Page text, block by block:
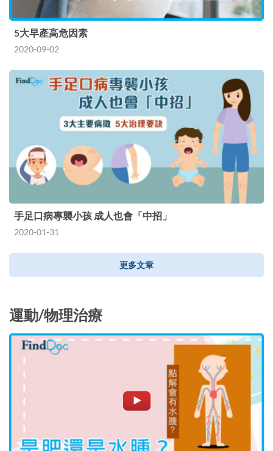
5大早產高危因素
2020-09-02
手足口病專襲小孩 成人也會「中招」
2020-01-31
更多文章
運動/物理治療